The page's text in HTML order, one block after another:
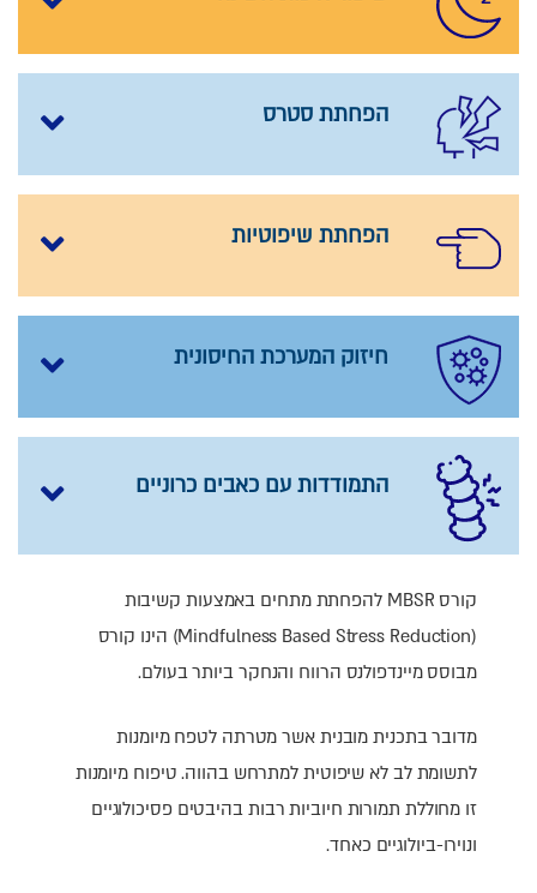
הפחתת סטרס
הפחתת שיפוטיות
חיזוק המערכת החיסונית
התמודדות עם כאבים כרוניים
קורס MBSR להפחתת מתחים באמצעות קשיבות
(Mindfulness Based Stress Reduction) הינו קורס
מבוסס מיינדפולנס הרווח והנחקר ביותר בעולם.
מדובר בתכנית מובנית אשר מטרתה לטפח מיומנות
לתשומת לב לא שיפוטית למתרחש בהווה. טיפוח מיומנות
זו מחוללת תמורות חיוביות רבות בהיבטים פסיכולוגיים
ונוירו-ביולוגיים כאחד.